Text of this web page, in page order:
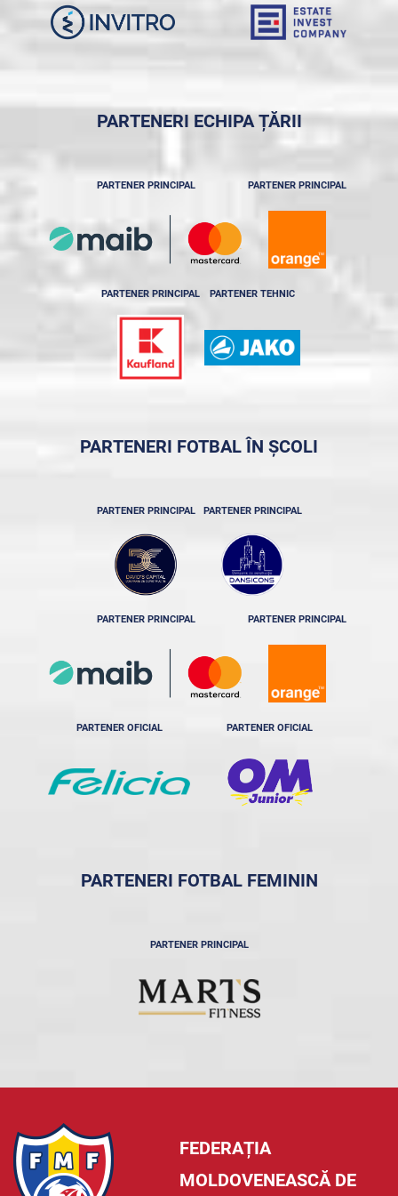
PARTENERI ECHIPA ȚĂRII
PARTENER PRINCIPAL PARTENER PRINCIPAL
PARTENER PRINCIPAL PARTENER TEHNIC
PARTENERI FOTBAL ÎN ȘCOLI
PARTENER PRINCIPAL PARTENER PRINCIPAL
PARTENER PRINCIPAL PARTENER PRINCIPAL
PARTENER OFICIAL PARTENER OFICIAL
PARTENERI FOTBAL FEMININ
PARTENER PRINCIPAL
FEDERAȚIA
MOLDOVENEASCĂ DE